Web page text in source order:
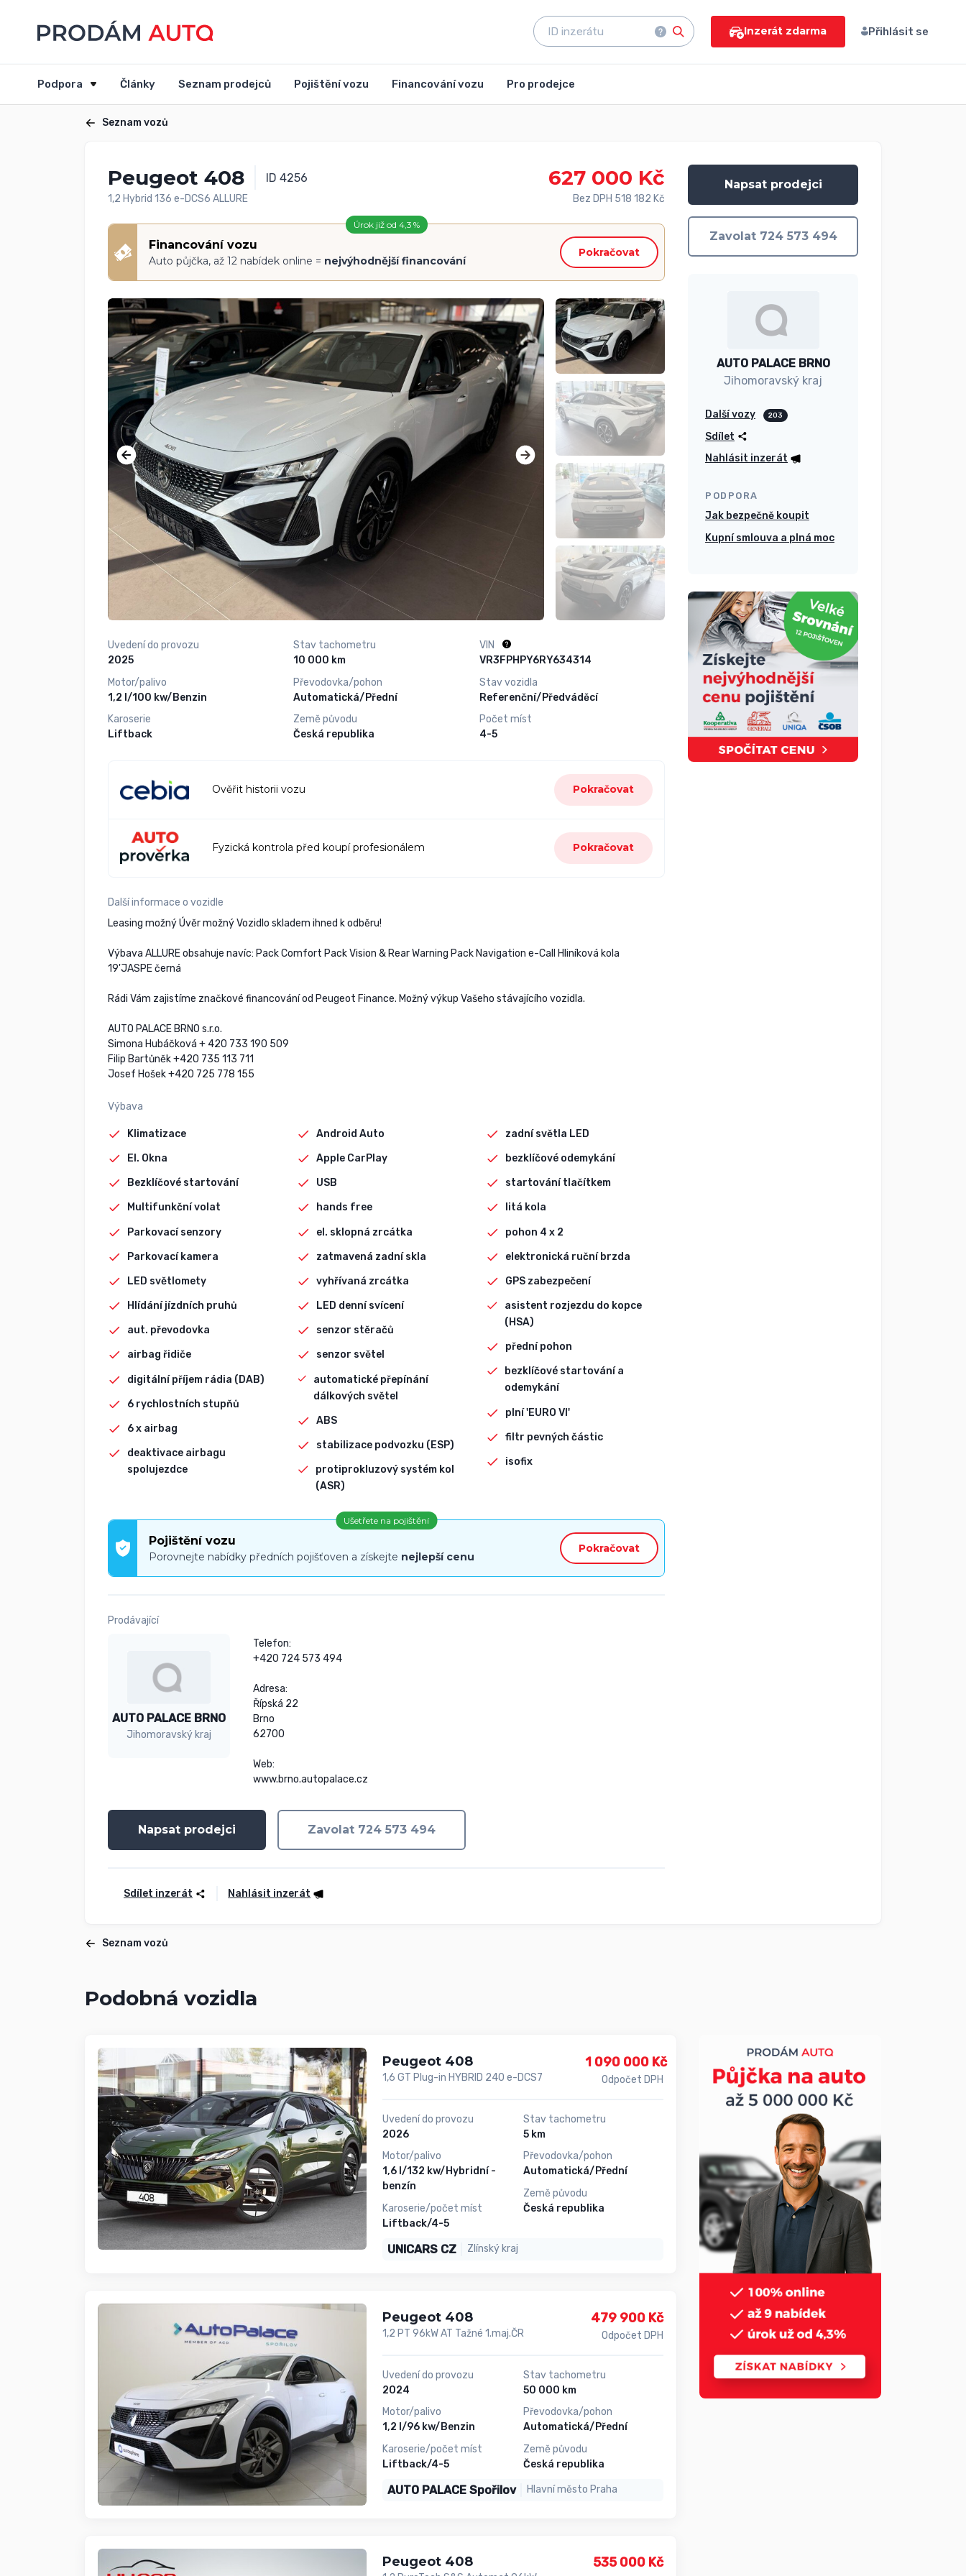
Inzerát zdarma Přihlásit se
Podpora Články Seznam prodejců Pojištění vozu Financování vozu Pro prodejce
Seznam vozů
Peugeot 408 ID 4256
1,2 Hybrid 136 e-DCS6 ALLURE
627 000 Kč
Bez DPH 518 182 Kč
Úrok již od 4,3 %
Financování vozu
Auto půjčka, až 12 nabídek online = nejvýhodnější financování
Pokračovat
Uvedení do provozu
2025
Motor/palivo
1,2 l/100 kw/Benzin
Karoserie
Liftback
Stav tachometru
10 000 km
Převodovka/pohon
Automatická/Přední
Země původu
Česká republika
VIN
VR3FPHPY6RY634314
Stav vozidla
Referenční/Předváděcí
Počet míst
4-5
Ověřit historii vozu Pokračovat
Fyzická kontrola před koupí profesionálem Pokračovat
Další informace o vozidle
Leasing možný Úvěr možný Vozidlo skladem ihned k odběru!
Výbava ALLURE obsahuje navíc: Pack Comfort Pack Vision & Rear Warning Pack Navigation e-Call Hliníková kola
19'JASPE černá
Rádi Vám zajistíme značkové financování od Peugeot Finance. Možný výkup Vašeho stávajícího vozidla.
AUTO PALACE BRNO s.r.o.
Simona Hubáčková + 420 733 190 509
Filip Bartůněk +420 735 113 711
Josef Hošek +420 725 778 155
Výbava
Klimatizace
El. Okna
Bezklíčové startování
Multifunkční volat
Parkovací senzory
Parkovací kamera
LED světlomety
Hlídání jízdních pruhů
aut. převodovka
airbag řidiče
digitální příjem rádia (DAB)
6 rychlostních stupňů
6 x airbag
deaktivace airbagu
spolujezdce
Android Auto
Apple CarPlay
USB
hands free
el. sklopná zrcátka
zatmavená zadní skla
vyhřívaná zrcátka
LED denní svícení
senzor stěračů
senzor světel
automatické přepínání
dálkových světel
ABS
stabilizace podvozku (ESP)
protiprokluzový systém kol
(ASR)
zadní světla LED
bezklíčové odemykání
startování tlačítkem
litá kola
pohon 4 x 2
elektronická ruční brzda
GPS zabezpečení
asistent rozjezdu do kopce
(HSA)
přední pohon
bezklíčové startování a
odemykání
plní 'EURO VI'
filtr pevných částic
isofix
Ušetřete na pojištění
Pojištění vozu
Porovnejte nabídky předních pojišťoven a získejte nejlepší cenu
Pokračovat
Prodávající
AUTO PALACE BRNO
Jihomoravský kraj
Telefon:
+420 724 573 494
Adresa:
Řípská 22
Brno
62700
Web:
www.brno.autopalace.cz
Napsat prodejci Zavolat 724 573 494
Sdílet inzerát Nahlásit inzerát
Napsat prodejci
Zavolat 724 573 494
AUTO PALACE BRNO
Jihomoravský kraj
Další vozy 203
Sdílet
Nahlásit inzerát
PODPORA
Jak bezpečně koupit
Kupní smlouva a plná moc
Seznam vozů
Podobná vozidla
Peugeot 408
1,6 GT Plug-in HYBRID 240 e-DCS7
1 090 000 Kč
Odpočet DPH
Uvedení do provozu
2026
Motor/palivo
1,6 l/132 kw/Hybridní -
benzín
Karoserie/počet míst
Liftback/4-5
Stav tachometru
5 km
Převodovka/pohon
Automatická/Přední
Země původu
Česká republika
UNICARS CZ Zlínský kraj
Peugeot 408
1,2 PT 96kW AT Tažné 1.maj.ČR
479 900 Kč
Odpočet DPH
Uvedení do provozu
2024
Motor/palivo
1,2 l/96 kw/Benzin
Karoserie/počet míst
Liftback/4-5
Stav tachometru
50 000 km
Převodovka/pohon
Automatická/Přední
Země původu
Česká republika
AUTO PALACE Spořilov Hlavní město Praha
Peugeot 408 535 000 Kč